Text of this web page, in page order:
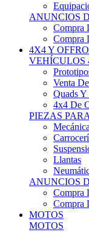
Compra
Compra
4X4 Y
VEHÍCULOS
Venta
Quads Y
4x4 De
PIEZAS
Llantas
ANUNCIOS
Compra
Compra
MOTOS
MOTOS
Motos